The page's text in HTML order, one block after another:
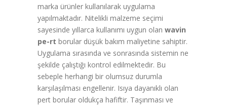
marka ürünler kullanılarak uygulama
yapılmaktadır. Nitelikli malzeme seçimi
sayesinde yıllarca kullanımı uygun olan wavin
pe-rt borular düşük bakım maliyetine sahiptir.
Uygulama sırasında ve sonrasında sistemin ne
şekilde çalıştığı kontrol edilmektedir. Bu
sebeple herhangi bir olumsuz durumla
karşılaşılması engellenir. Isıya dayanıklı olan
pert borular oldukça hafiftir. Taşınması ve